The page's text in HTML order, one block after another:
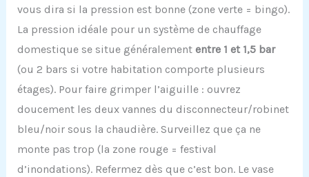
vous dira si la pression est bonne (zone verte = bingo).
La pression idéale pour un système de chauffage
domestique se situe généralement entre 1 et 1,5 bar
(ou 2 bars si votre habitation comporte plusieurs
étages). Pour faire grimper l’aiguille : ouvrez
doucement les deux vannes du disconnecteur/robinet
bleu/noir sous la chaudière. Surveillez que ça ne
monte pas trop (la zone rouge = festival
d’inondations). Refermez dès que c’est bon. Le vase